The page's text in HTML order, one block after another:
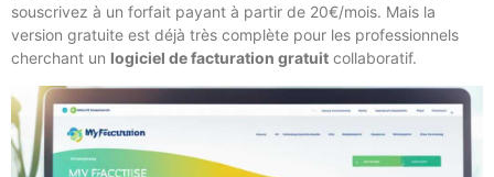
souscrivez à un forfait payant à partir de 20€/mois. Mais la
version gratuite est déjà très complète pour les professionnels
cherchant un logiciel de facturation gratuit collaboratif.